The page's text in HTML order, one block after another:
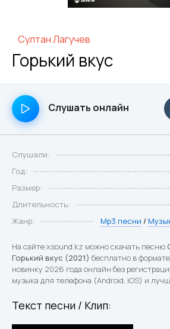
Султан Лагучев
Горький вкус
Слушать онлайн
Слушали:
Год:
Размер:
Длительность:
Жанр:
Mp3 песни /
На сайте xsound.kz можно скачать песню
Горький вкус (2021) бесплатно в
новинку 2026 года онлайн без
музыка для телефона (Android, iOS) и
Текст песни / Клип: